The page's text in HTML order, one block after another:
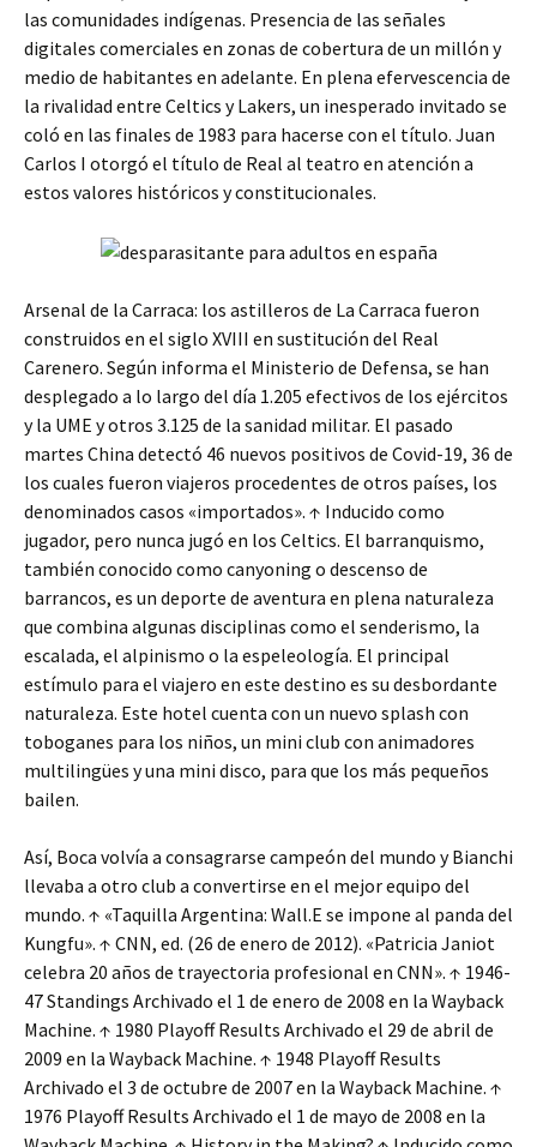
las comunidades indígenas. Presencia de las señales
digitales comerciales en zonas de cobertura de un millón y
medio de habitantes en adelante. En plena efervescencia de
la rivalidad entre Celtics y Lakers, un inesperado invitado se
coló en las finales de 1983 para hacerse con el título. Juan
Carlos I otorgó el título de Real al teatro en atención a
estos valores históricos y constitucionales.
Arsenal de la Carraca: los astilleros de La Carraca fueron
construidos en el siglo XVIII en sustitución del Real
Carenero. Según informa el Ministerio de Defensa, se han
desplegado a lo largo del día 1.205 efectivos de los ejércitos
y la UME y otros 3.125 de la sanidad militar. El pasado
martes China detectó 46 nuevos positivos de Covid-19, 36 de
los cuales fueron viajeros procedentes de otros países, los
denominados casos «importados». ↑ Inducido como
jugador, pero nunca jugó en los Celtics. El barranquismo,
también conocido como canyoning o descenso de
barrancos, es un deporte de aventura en plena naturaleza
que combina algunas disciplinas como el senderismo, la
escalada, el alpinismo o la espeleología. El principal
estímulo para el viajero en este destino es su desbordante
naturaleza. Este hotel cuenta con un nuevo splash con
toboganes para los niños, un mini club con animadores
multilingües y una mini disco, para que los más pequeños
bailen.
Así, Boca volvía a consagrarse campeón del mundo y Bianchi
llevaba a otro club a convertirse en el mejor equipo del
mundo. ↑ «Taquilla Argentina: Wall.E se impone al panda del
Kungfu». ↑ CNN, ed. (26 de enero de 2012). «Patricia Janiot
celebra 20 años de trayectoria profesional en CNN». ↑ 1946-
47 Standings Archivado el 1 de enero de 2008 en la Wayback
Machine. ↑ 1980 Playoff Results Archivado el 29 de abril de
2009 en la Wayback Machine. ↑ 1948 Playoff Results
Archivado el 3 de octubre de 2007 en la Wayback Machine. ↑
1976 Playoff Results Archivado el 1 de mayo de 2008 en la